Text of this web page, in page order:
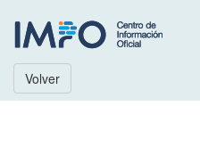
Volver